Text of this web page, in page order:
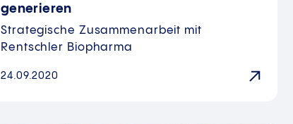
generieren
Strategische Zusammenarbeit mit
Rentschler Biopharma
24.09.2020